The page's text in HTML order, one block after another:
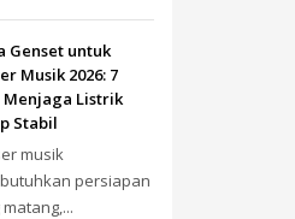
Genset untuk
Musik 2026: 7
Menjaga Listrik
Stabil
musik
persiapan